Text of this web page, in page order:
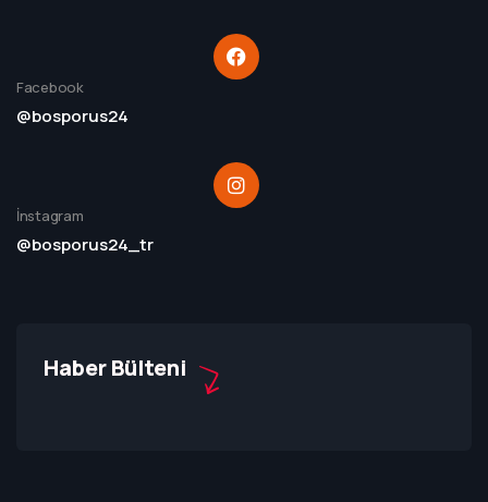
Facebook
@bosporus24
İnstagram
@bosporus24_tr
Haber Bülteni